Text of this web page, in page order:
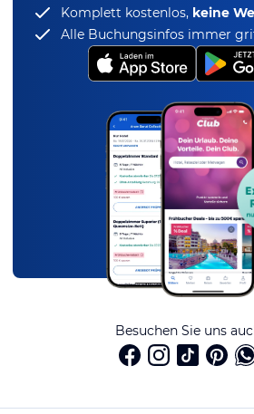
Komplett kostenlos, keine
Alle Buchungsinfos immer
Besuchen Sie uns